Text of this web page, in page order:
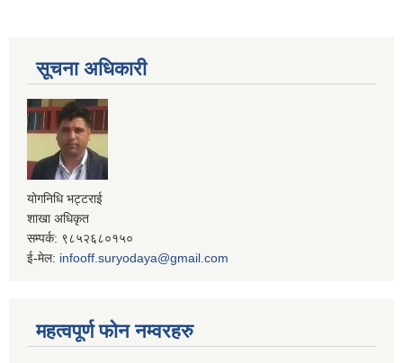
सूचना अधिकारी
योगनिधि भट्टराई
शाखा अधिकृत
सम्पर्क: ९८५२६८०१५०
ई-मेल: infooff.suryodaya@gmail.com
महत्वपूर्ण फोन नम्वरहरु